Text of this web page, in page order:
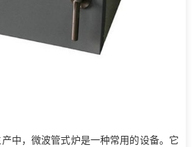
中，微波管式炉是一种常用的设备。它